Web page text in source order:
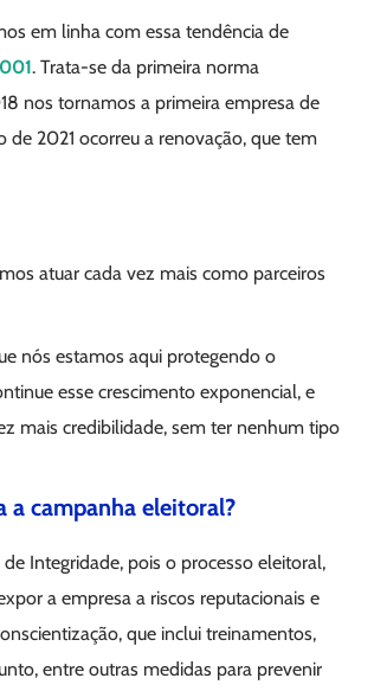
em linha com essa tendência de
. Trata-se da primeira norma
nos tornamos a primeira empresa de
2021 ocorreu a renovação, que tem
atuar cada vez mais como parceiros
nós estamos aqui protegendo o
esse crescimento exponencial, e
mais credibilidade, sem ter nenhum tipo
a campanha eleitoral?
Integridade, pois o processo eleitoral,
a empresa a riscos reputacionais e
que inclui treinamentos,
entre outras medidas para prevenir